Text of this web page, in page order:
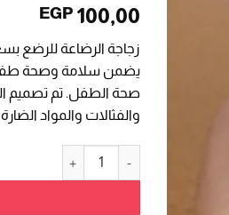
تم التقييم
بـ4.33
على تقييم
3
عملاء
EGP 100,00
يضمن سلامة وصحة طفلك.
والفثالات والمواد
كمية ببرونة للرضع 75 مل من بينك